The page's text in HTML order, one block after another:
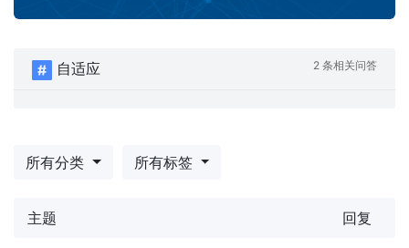
自适应 2 条相关问答
所有分类 所有标签
主题 回复